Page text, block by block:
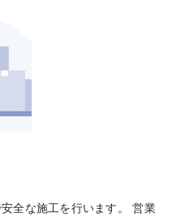
安全な施工を行います。
営業